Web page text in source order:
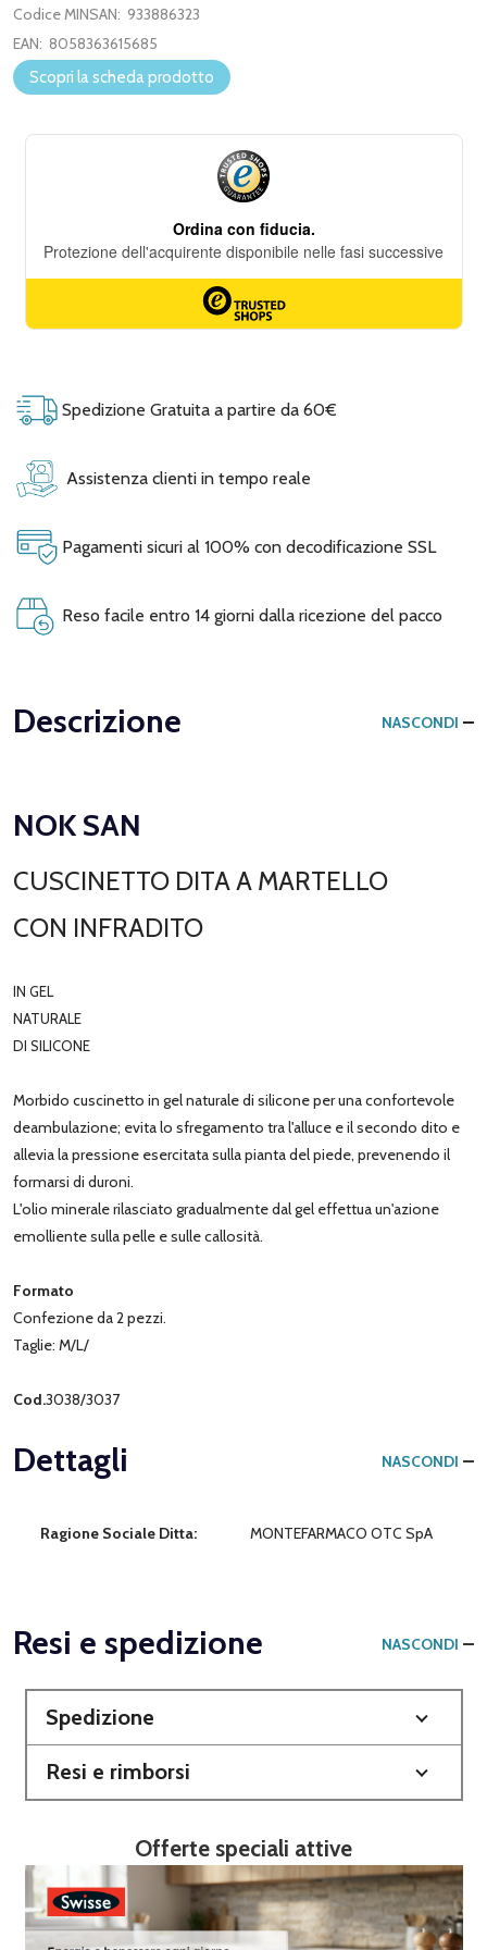
Codice MINSAN: 933886323
EAN: 8058363615685
Scopri la scheda prodotto
Spedizione Gratuita a partire da 60€
Assistenza clienti in tempo reale
Pagamenti sicuri al 100% con decodificazione SSL
Reso facile entro 14 giorni dalla ricezione del pacco
Descrizione NASCONDI
NOK SAN
CUSCINETTO DITA A MARTELLO
CON INFRADITO
IN GEL
NATURALE
DI SILICONE
Morbido cuscinetto in gel naturale di silicone per una confortevole
deambulazione; evita lo sfregamento tra l'alluce e il secondo dito e
allevia la pressione esercitata sulla pianta del piede, prevenendo il
formarsi di duroni.
L'olio minerale rilasciato gradualmente dal gel effettua un'azione
emolliente sulla pelle e sulle callosità.
Formato
Confezione da 2 pezzi.
Taglie: M/L/
Cod.3038/3037
Dettagli NASCONDI
Ragione Sociale Ditta: MONTEFARMACO OTC SpA
Resi e spedizione NASCONDI
Spedizione
Resi e rimborsi
Offerte speciali attive